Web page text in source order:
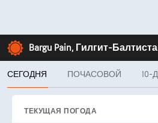
Bargu Pain, Гилгит-
СЕГОДНЯ ПОЧАСОВОЙ 10-
ТЕКУЩАЯ ПОГОДА